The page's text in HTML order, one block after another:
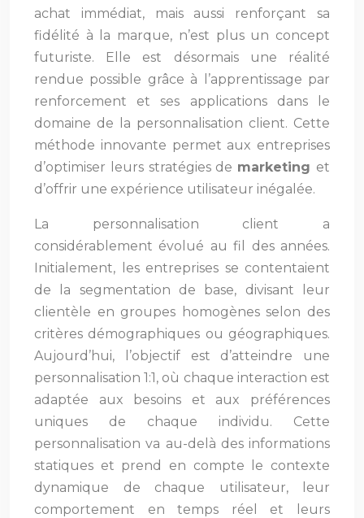
achat immédiat, mais aussi renforçant sa
fidélité à la marque, n’est plus un concept
futuriste. Elle est désormais une réalité
rendue possible grâce à l’apprentissage par
renforcement et ses applications dans le
domaine de la personnalisation client. Cette
méthode innovante permet aux entreprises
d’optimiser leurs stratégies de marketing et
d’offrir une expérience utilisateur inégalée.
La personnalisation client a
considérablement évolué au fil des années.
Initialement, les entreprises se contentaient
de la segmentation de base, divisant leur
clientèle en groupes homogènes selon des
critères démographiques ou géographiques.
Aujourd’hui, l’objectif est d’atteindre une
personnalisation 1:1, où chaque interaction est
adaptée aux besoins et aux préférences
uniques de chaque individu. Cette
personnalisation va au-delà des informations
statiques et prend en compte le contexte
dynamique de chaque utilisateur, leur
comportement en temps réel et leurs